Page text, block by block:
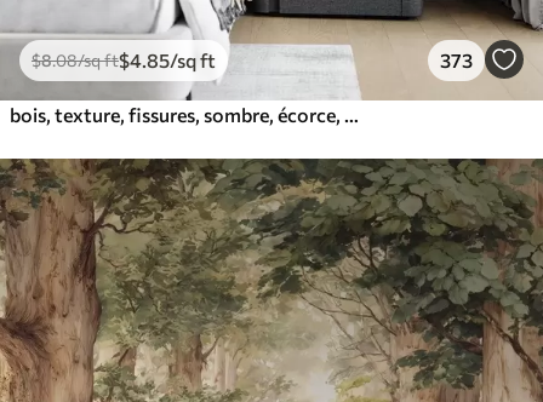
$8.08/sq ft$4 .85/sq ft 373